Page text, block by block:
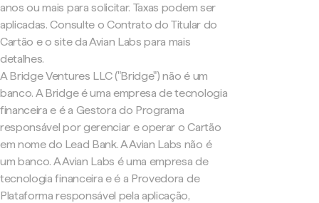
anos ou mais para solicitar. Taxas podem ser
aplicadas. Consulte o Contrato do Titular do
Cartão e o site da Avian Labs para mais
detalhes.
A Bridge Ventures LLC ("Bridge") não é um
banco. A Bridge é uma empresa de tecnologia
financeira e é a Gestora do Programa
responsável por gerenciar e operar o Cartão
em nome do Lead Bank. A Avian Labs não é
um banco. A Avian Labs é uma empresa de
tecnologia financeira e é a Provedora de
Plataforma responsável pela aplicação,